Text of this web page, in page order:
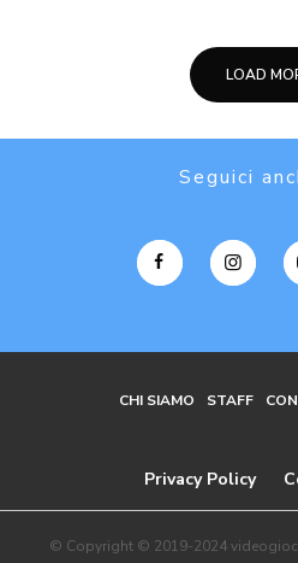
LOAD
Seguici
CHI SIAMO STAFF
Privacy Policy
© Copyright © 2019-2024